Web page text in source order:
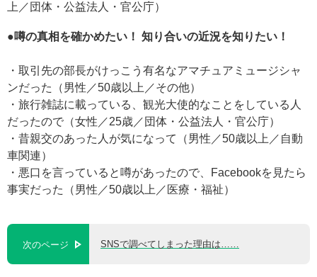
上／団体・公益法人・官公庁）
●噂の真相を確かめたい！ 知り合いの近況を知りたい！
・取引先の部長がけっこう有名なアマチュアミュージシャ
ンだった（男性／50歳以上／その他）
・旅行雑誌に載っている、観光大使的なことをしている人
だったので（女性／25歳／団体・公益法人・官公庁）
・昔親交のあった人が気になって（男性／50歳以上／自動
車関連）
・悪口を言っていると噂があったので、Facebookを見たら
事実だった（男性／50歳以上／医療・福祉）
次のページ SNSで調べてしまった理由は……